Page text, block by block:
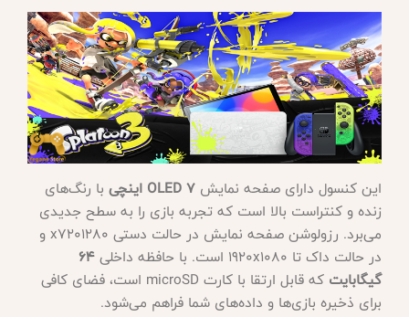
این کنسول دارای صفحه نمایش OLED 7 اینچی
با رنگ‌های
زنده و کنتراست بالا است که تجربه بازی را به سطح جدیدی
می‌برد. رزولوشن صفحه نمایش در حالت دستی 1280
x720 و
در حالت داک تا 1920x1080 است. با حافظه داخلی
64
گیگابایت
که قابل ارتقا با کارت microSD است، فضای کافی
برای ذخیره بازی‌ها و داده‌های شما فراهم می‌شود.